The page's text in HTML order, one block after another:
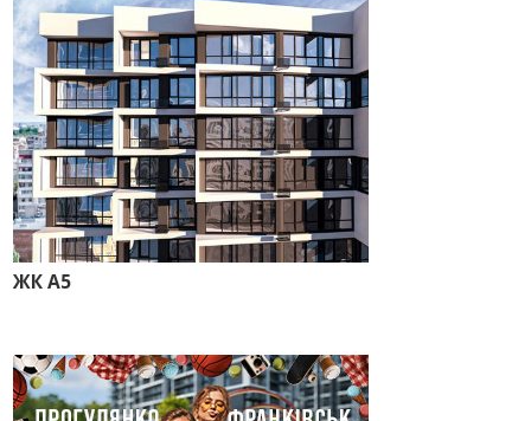
12:08
Літо вигідних інвестицій:
комерційні приміщення зі
знижками
21.07.2026
12:10
Як вибрати кольори для кухні у
2026 році
20.07.2026
13:19
У Поляниці та Франківську
прокуратура стягує понад 13 млн
грн пайових внесків
14:32
Літо вигідних інвестицій:
комерційні приміщення зі
знижками до -7%
ЖК А5